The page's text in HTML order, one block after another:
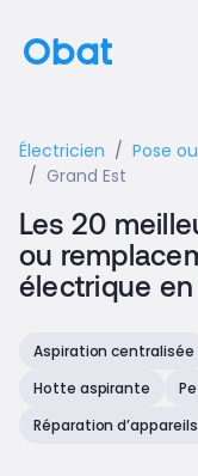
Électricien
Pose
Grand Est
Les 20
ou
électrique
Aspiration centralisée
Hotte aspirante
Réparation